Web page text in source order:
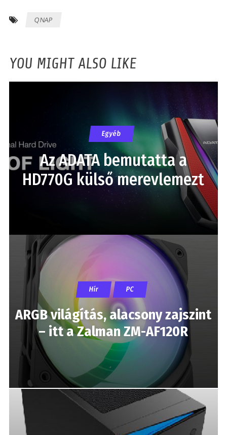
QNAP
YOU MIGHT ALSO LIKE
Egyéb
Az ADATA bemutatta a
HD770G külső merevlemezt
Hír PC
ARGB világítás, alacsony zajszint
– itt a Zalman ZM-AF120R